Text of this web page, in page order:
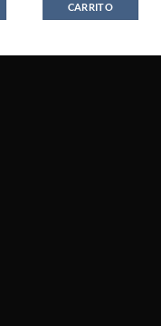
CARRITO